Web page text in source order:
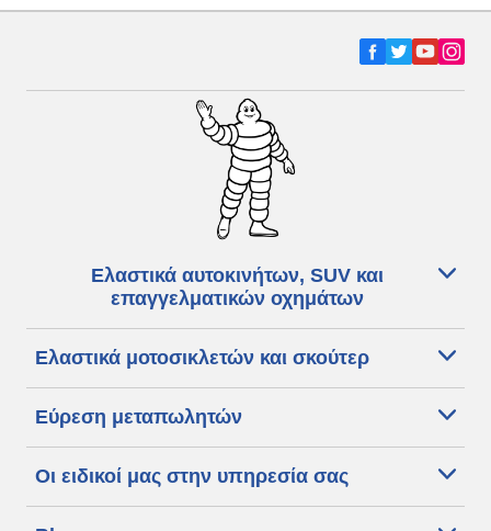
Ελαστικά αυτοκινήτων, SUV και
επαγγελματικών οχημάτων
Ελαστικά μοτοσικλετών και σκούτερ
Εύρεση μεταπωλητών
Οι ειδικοί μας στην υπηρεσία σας